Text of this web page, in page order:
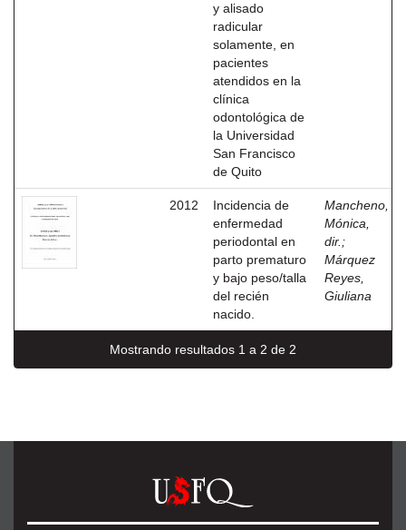
y alisado
radicular
solamente, en
pacientes
atendidos en la
clínica
odontológica de
la Universidad
San Francisco
de Quito
2012
Incidencia de
enfermedad
periodontal en
parto prematuro
y bajo peso/talla
del recién
nacido.
Mancheno,
Mónica,
dir. ;
Márquez
Reyes,
Giuliana
Mostrando resultados 1 a 2 de 2